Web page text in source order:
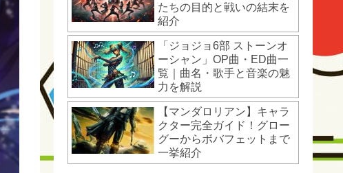
たちの目的と戦いの結末を
紹介
「ジョジョ6部 ストーンオ
ーシャン」OP曲・ED曲一
覧｜曲名・歌手と音楽の魅
力を解説
【マンダロリアン】キャラ
クター完全ガイド！グロー
グーからボバフェットまで
一挙紹介